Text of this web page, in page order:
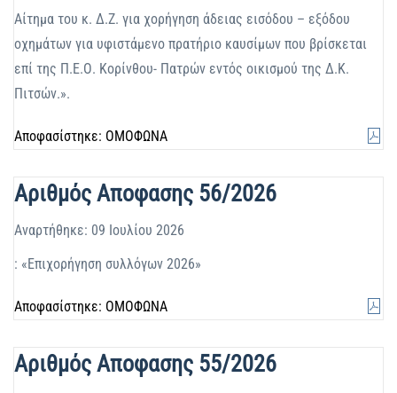
Αίτημα του κ. Δ.Ζ. για χορήγηση άδειας εισόδου – εξόδου
οχημάτων για υφιστάμενο πρατήριο καυσίμων που βρίσκεται
επί της Π.Ε.Ο. Κορίνθου- Πατρών εντός οικισμού της Δ.Κ.
Πιτσών.».
Αποφασίστηκε: ΟΜΟΦΩΝΑ
Αριθμός Αποφασης 56/2026
Αναρτήθηκε: 09 Ιουλίου 2026
: «Επιχορήγηση συλλόγων 2026»
Αποφασίστηκε: ΟΜΟΦΩΝΑ
Αριθμός Αποφασης 55/2026